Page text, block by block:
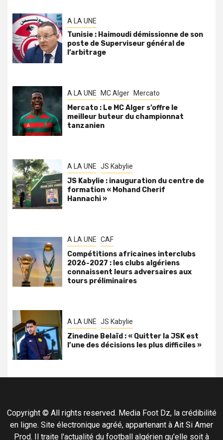
A LA UNE
Tunisie : Haimoudi démissionne de son
poste de Superviseur général de
l’arbitrage
A LA UNE MC Alger Mercato
Mercato : Le MC Alger s’offre le
meilleur buteur du championnat
tanzanien
A LA UNE JS Kabylie
JS Kabylie : inauguration du centre de
formation « Mohand Cherif
Hannachi »
A LA UNE CAF
Compétitions africaines interclubs
2026-2027 : les clubs algériens
connaissent leurs adversaires aux
tours préliminaires
A LA UNE JS Kabylie
Zinedine Belaïd : « Quitter la JSK est
l’une des décisions les plus difficiles »
Copyright © All rights reserved. Media Foot Dz, la crédibilité
en ligne. Site électronique agréé, appartenant à Ait Si Amer
Prod. Il traite l'actualité du football algérien qu'elle soit à